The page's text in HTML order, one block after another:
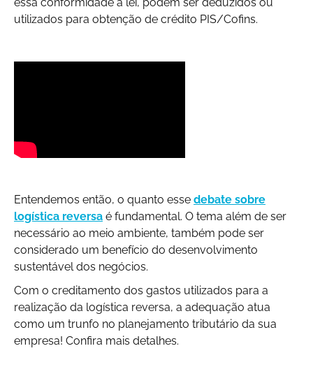
utilizados para obtenção de crédito PIS/Cofins.
Entendemos então, o quanto esse debate sobre
logística reversa é fundamental. O tema além de ser
necessário ao meio ambiente, também pode ser
considerado um benefício do desenvolvimento
sustentável dos negócios.
Com o creditamento dos gastos utilizados para a
realização da logística reversa, a adequação atua
como um trunfo no planejamento tributário da sua
empresa! Confira mais detalhes.